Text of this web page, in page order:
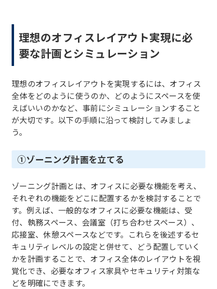
理想のオフィスレイアウト実現に必
要な計画とシミュレーション
理想のオフィスレイアウトを実現するには、オフィス
全体をどのように使うのか、どのようにスペースを使
えばいいのかなど、事前にシミュレーションすること
が大切です。以下の手順に沿って検討してみましょ
う。
①ゾーニング計画を立てる
ゾーニング計画とは、オフィスに必要な機能を考え、
それぞれの機能をどこに配置するかを検討することで
す。例えば、一般的なオフィスに必要な機能は、受
付、執務スペース、会議室（打ち合わせスペース）、
応接室、休憩スペースなどです。これらを後述するセ
キュリティレベルの設定と併せて、どう配置していく
かを計画することで、オフィス全体のレイアウトを視
覚化でき、必要なオフィス家具やセキュリティ対策な
どを明確にできます。